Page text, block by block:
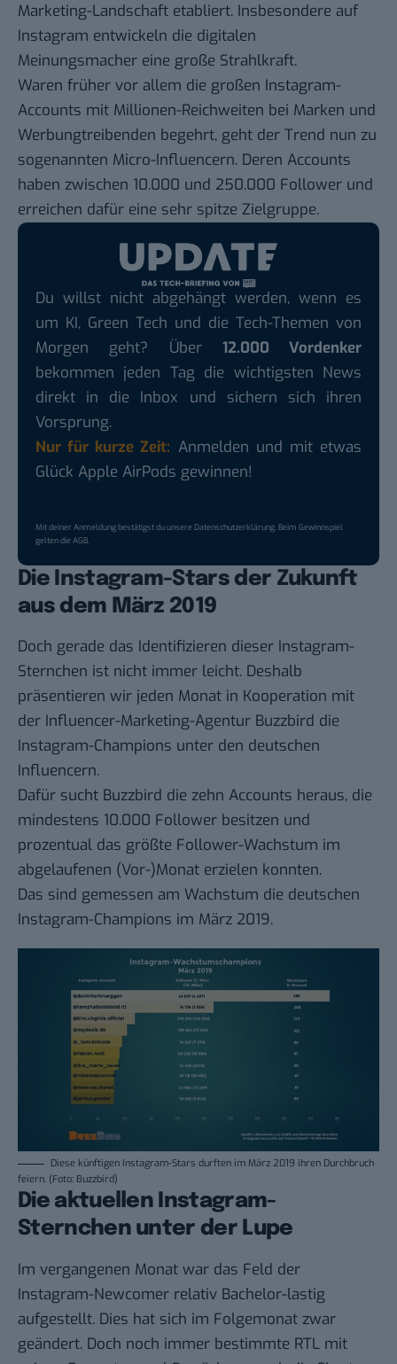
Marketing-Landschaft etabliert. Insbesondere auf
Instagram entwickeln die digitalen
Meinungsmacher eine große Strahlkraft.
Waren früher vor allem die großen Instagram-
Accounts mit Millionen-Reichweiten bei Marken und
Werbungtreibenden begehrt, geht der Trend nun zu
sogenannten Micro-Influencern. Deren Accounts
haben zwischen 10.000 und 250.000 Follower und
erreichen dafür eine sehr spitze Zielgruppe.
Du willst nicht abgehängt werden, wenn es
um KI, Green Tech und die Tech-Themen von
Morgen geht? Über 12.000 Vordenker
bekommen jeden Tag die wichtigsten News
direkt in die Inbox und sichern sich ihren
Vorsprung.
Nur für kurze Zeit: Anmelden und mit etwas
Glück Apple AirPods gewinnen!
Mit deiner Anmeldung bestätigst du unsereDatenschutzerklärung. Beim Gewinnspiel
gelten dieAGB.
Die Instagram-Stars der Zukunft
aus dem März 2019
Doch gerade das Identifizieren dieser Instagram-
Sternchen ist nicht immer leicht. Deshalb
präsentieren wir jeden Monat in Kooperation mit
der Influencer-Marketing-Agentur Buzzbird die
Instagram-Champions unter den deutschen
Influencern.
Dafür sucht Buzzbird die zehn Accounts heraus, die
mindestens 10.000 Follower besitzen und
prozentual das größte Follower-Wachstum im
abgelaufenen (Vor-)Monat erzielen konnten.
Das sind gemessen am Wachstum die deutschen
Instagram-Champions im März 2019.
Diese künftigen Instagram-Stars durften im März 2019 ihren Durchbruch
feiern. (Foto: Buzzbird)
Die aktuellen Instagram-
Sternchen unter der Lupe
Im vergangenen Monat war das Feld der
Instagram-Newcomer relativ Bachelor-lastig
aufgestellt. Dies hat sich im Folgemonat zwar
geändert. Doch noch immer bestimmte RTL mit